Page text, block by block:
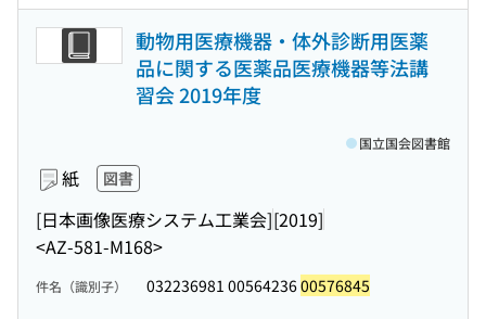
動物用医療機器・体外診断用医薬
品に関する医薬品医療機器等法講
習会 2019年度
紙 図書
[日本画像医療システム工業会][2019]
<AZ-581-M168>
国立国会図書館
件名（識別子） 032236981 0056423600576845